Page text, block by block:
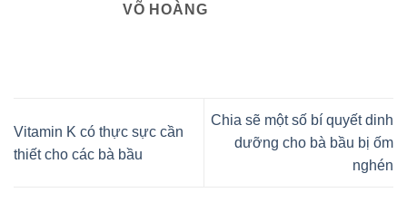
VÕ HOÀNG
Vitamin K có thực sực cần
thiết cho các bà bầu
Chia sẽ một số bí quyết dinh
dưỡng cho bà bầu bị ốm
nghén